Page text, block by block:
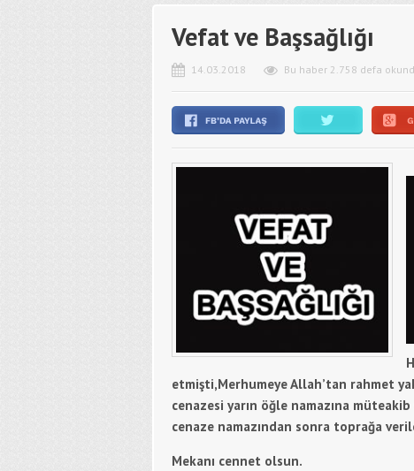
Vefat ve Başsağlığı
14.03.2018 Bu haber 2.758 defa
etmişti,Merhumeye Allah’tan rahmet
cenazesi yarın öğle namazına
cenaze namazından sonra toprağa
Mekanı cennet olsun.